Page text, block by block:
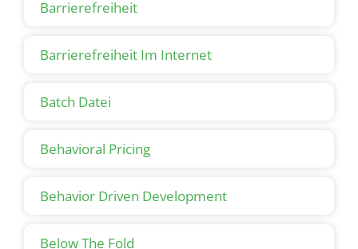
Barrierefreiheit
Barrierefreiheit Im Internet
Batch Datei
Behavioral Pricing
Behavior Driven Development
Below The Fold